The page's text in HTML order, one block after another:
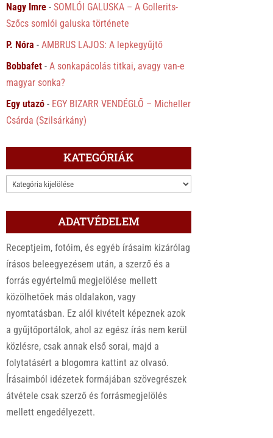
Nagy Imre -SOMLÓI GALUSKA – A Gollerits-
Szőcs somlói galuska története
P. Nóra -AMBRUS LAJOS: A lepkegyűjtő
Bobbafet -A sonkapácolás titkai, avagy van-e
magyar sonka?
Egy utazó - EGY BIZARR VENDÉGLŐ – Micheller
Csárda (Szilsárkány)
KATEGÓRIÁK
KATEGÓRIÁK
ADATVÉDELEM
Receptjeim, fotóim, és egyéb írásaim kizárólag
írásos beleegyezésem után, a szerző és a
forrás egyértelmű megjelölése mellett
közölhetőek más oldalakon, vagy
nyomtatásban. Ez alól kivételt képeznek azok
a gyűjtőportálok, ahol az egész írás nem kerül
közlésre, csak annak első sorai, majd a
folytatásért a blogomra kattint az olvasó.
Írásaimból idézetek formájában szövegrészek
átvétele csak szerző és forrásmegjelölés
mellett engedélyezett.